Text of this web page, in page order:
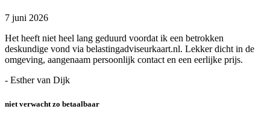
7 juni 2026
Het heeft niet heel lang geduurd voordat ik een betrokken
deskundige vond via belastingadviseurkaart.nl. Lekker dicht in de
omgeving, aangenaam persoonlijk contact en een eerlijke prijs.
- Esther van Dijk
niet verwacht zo betaalbaar